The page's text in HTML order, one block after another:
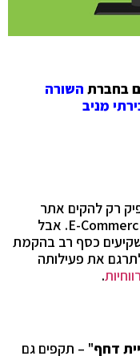
בחברת השורה
מניב
רק להקים אתר
. אבל
כסף רב בהקמת
את פעילותה
.
דחף" – תקפים גם